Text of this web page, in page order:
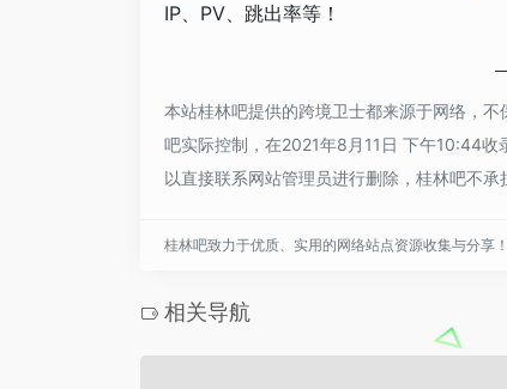
IP、PV、跳出率等！
本站桂林吧提供的跨境卫士都来源于网络，
吧实际控制，在2021年8月11日 下午10:44
以直接联系网站管理员进行删除，桂林吧不承
桂林吧致力于优质、实用的网络站点资源收集与分享！
相关导航